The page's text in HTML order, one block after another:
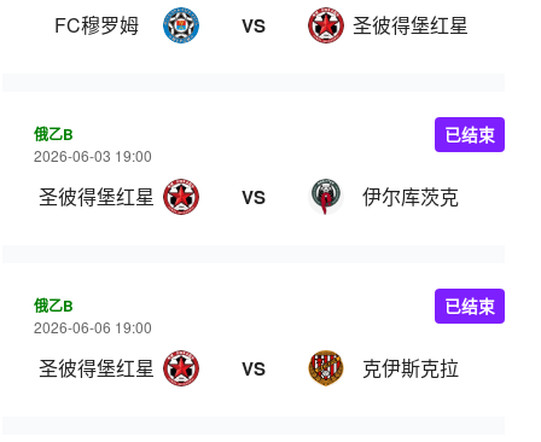
FC穆罗姆 VS 圣彼得堡红星
俄乙B
2026-06-03 19:00
圣彼得堡红星 VS 伊尔库茨克
已结束
俄乙B
2026-06-06 19:00
圣彼得堡红星 VS 克伊斯克拉
已结束